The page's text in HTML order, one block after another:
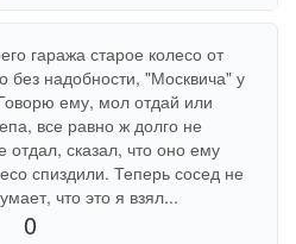
гаража старое колесо от
надобности, "Москвича" у
ему, мол отдай или
все равно ж долго не
отдал, сказал, что оно ему
спиздили. Теперь сосед не
что это я взял...
0